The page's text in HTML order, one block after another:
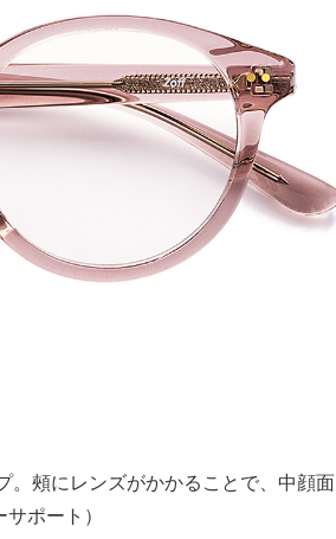
。頰にレンズがかかることで、中顔面
ポート）